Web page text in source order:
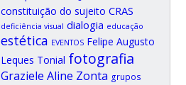
constituição do sujeito CRAS
deficiência visual dialogia educação
estética EVENTOS Felipe Augusto
Leques Tonial fotografia
Graziele Aline Zonta grupos